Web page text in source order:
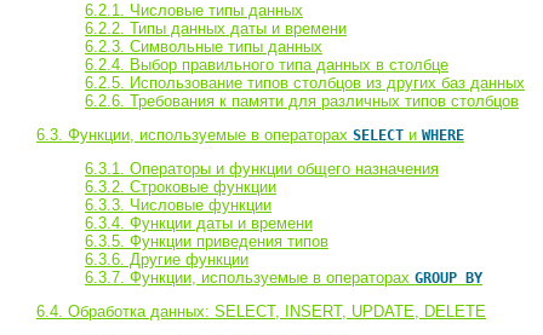
6.2.1. Числовые типы данных
6.2.2. Типы данных даты и времени
6.2.3. Символьные типы данных
6.2.4. Выбор правильного типа данных в столбце
6.2.5. Использование типов столбцов из других баз данных
6.2.6. Требования к памяти для различных типов столбцов
6.3. Функции, используемые в операторах SELECT и WHERE
6.3.1. Операторы и функции общего назначения
6.3.2. Строковые функции
6.3.3. Числовые функции
6.3.4. Функции даты и времени
6.3.5. Функции приведения типов
6.3.6. Другие функции
6.3.7. Функции, используемые в операторах GROUP BY
6.4. Обработка данных: SELECT, INSERT, UPDATE, DELETE